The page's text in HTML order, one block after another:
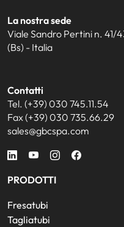
La nostra sede
Viale Sandro Pertini n. 41/
(Bs) - Italia
Contatti
Tel. (+39) 030 745.11.54
Fax (+39) 030 735.66.29
sales@gbcspa.com
PRODOTTI
Fresatubi
Tagliatubi